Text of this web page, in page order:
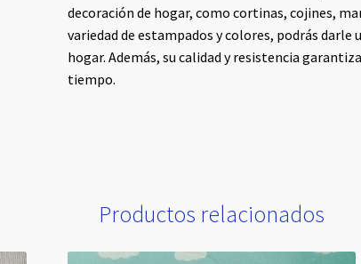
decoración de hogar, como cortinas, cojines,
variedad de estampados y colores, podrás
hogar. Además, su calidad y resistencia
tiempo.
Productos relacionados